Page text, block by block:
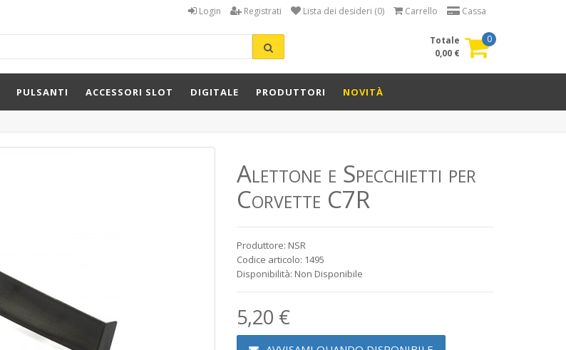
Login Registrati Lista dei desideri (0) Carrello Cassa
0
Totale
0,00 €
PULSANTI ACCESSORI SLOT DIGITALE PRODUTTORI NOVITÀ
Alettone e Specchietti per
Corvette C7R
Produttore: NSR
Codice articolo: 1495
Disponibilità: Non Disponibile
5,20 €